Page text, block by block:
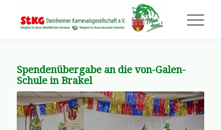
Spendenübergabe an die von-Galen-
Schule in Brakel